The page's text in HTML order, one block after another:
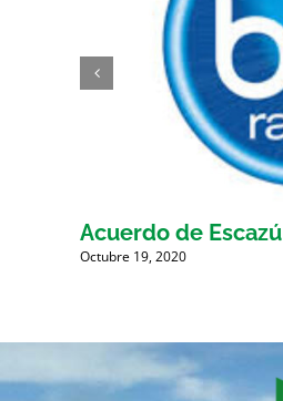
Acuerdo de Escazú
Octubre 19, 2020